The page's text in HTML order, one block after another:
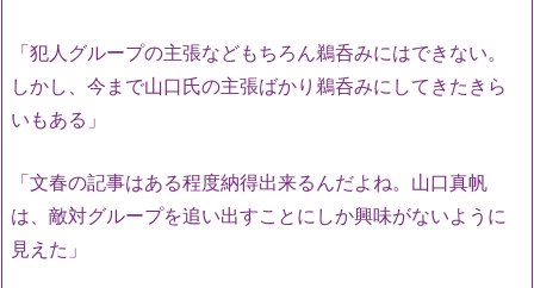
「犯人グループの主張などもちろん鵜呑みにはできない。
しかし、今まで山口氏の主張ばかり鵜呑みにしてきたきら
いもある」
「文春の記事はある程度納得出来るんだよね。山口真帆
は、敵対グループを追い出すことにしか興味がないように
見えた」